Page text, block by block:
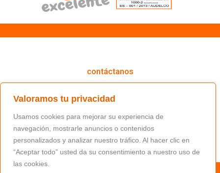
Valoramos tu privacidad
Usamos cookies para mejorar su experiencia de
navegación, mostrarle anuncios o contenidos
personalizados y analizar nuestro tráfico. Al hacer clic en
“Aceptar todo” usted da su consentimiento a nuestro uso de
las cookies.
contáctanos
(+34) 91 766 98 56 / fundacion@masfamilia.org
síguenos en nuestras redes sociales